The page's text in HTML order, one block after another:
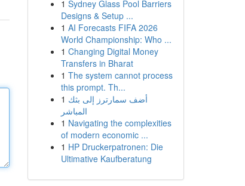
1 Sydney Glass Pool Barriers
Designs & Setup ...
1 AI Forecasts FIFA 2026
World Championship: Who ...
1 Changing Digital Money
Transfers in Bharat
1 The system cannot process
this prompt. Th...
1 أضف سمارترز إلى بثك
المباشر
1 Navigating the complexities
of modern economic ...
1 HP Druckerpatronen: Die
Ultimative Kaufberatung